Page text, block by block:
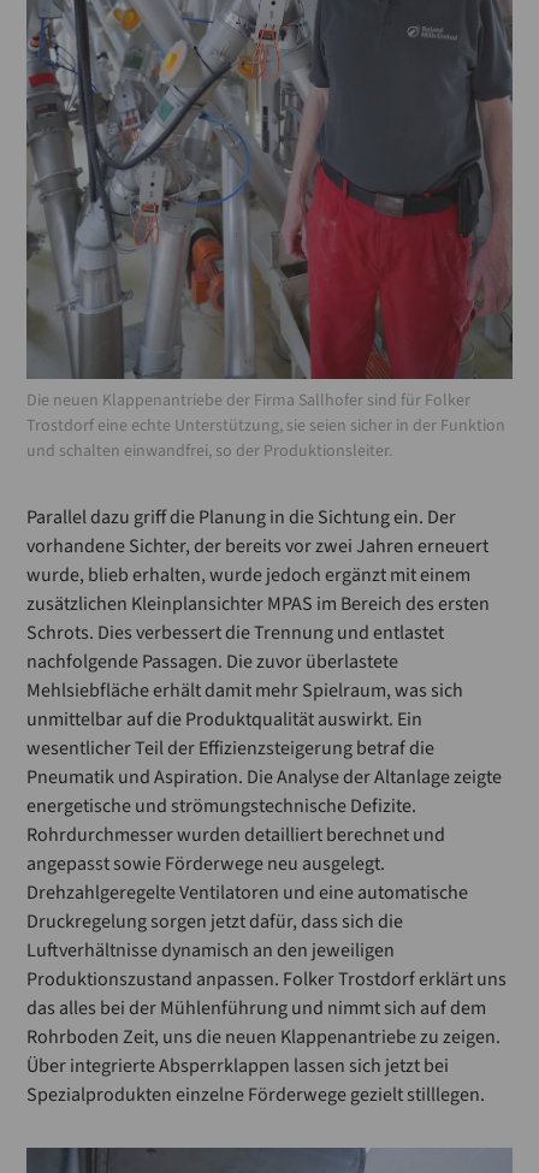
Die neuen Klappenantriebe der Firma Sallhofer sind für Folker
Trostdorf eine echte Unterstützung, sie seien sicher in der Funktion
und schalten einwandfrei, so der Produktionsleiter.
Parallel dazu griff die Planung in die Sichtung ein. Der
vorhandene Sichter, der bereits vor zwei Jahren erneuert
wurde, blieb erhalten, wurde jedoch ergänzt mit einem
zusätzlichen Kleinplansichter MPAS im Bereich des ersten
Schrots. Dies verbessert die Trennung und entlastet
nachfolgende Passagen. Die zuvor überlastete
Mehlsiebfläche erhält damit mehr Spielraum, was sich
unmittelbar auf die Produktqualität auswirkt. Ein
wesentlicher Teil der Effizienzsteigerung betraf die
Pneumatik und Aspiration. Die Analyse der Altanlage zeigte
energetische und strömungstechnische Defizite.
Rohrdurchmesser wurden detailliert berechnet und
angepasst sowie Förderwege neu ausgelegt.
Drehzahlgeregelte Ventilatoren und eine automatische
Druckregelung sorgen jetzt dafür, dass sich die
Luftverhältnisse dynamisch an den jeweiligen
Produktionszustand anpassen. Folker Trostdorf erklärt uns
das alles bei der Mühlenführung und nimmt sich auf dem
Rohrboden Zeit, uns die neuen Klappenantriebe zu zeigen.
Über integrierte Absperrklappen lassen sich jetzt bei
Spezialprodukten einzelne Förderwege gezielt stilllegen.